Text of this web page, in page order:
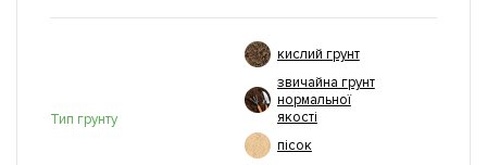
Тип грунту
кислий грунт
звичайна грунт
нормальної
якості
пісок